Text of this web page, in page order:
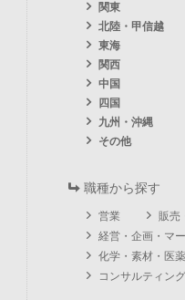
関東
北陸・甲信越
東海
関西
中国
四国
九州・沖縄
その他
職種から探す
営業 販売
経営・企画・マ
化学・素材・医
コンサルティン